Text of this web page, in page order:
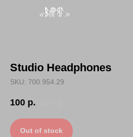
Studio Headphones
SKU: 700.954.29
100 р.
Out of stock